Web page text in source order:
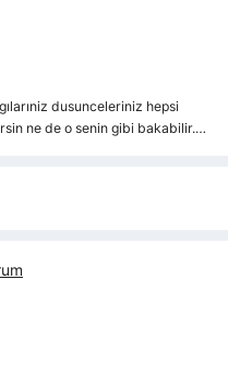
dusunceleriniz hepsi
ne de o senin gibi bakabilir.…